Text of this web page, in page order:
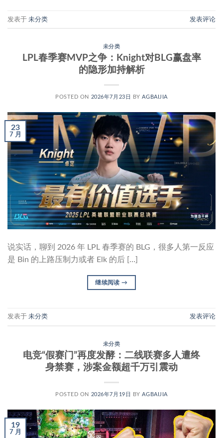
发表于 未分类 发表评论
未分类
LPL春季赛MVP之争：Knight对BLG赢盘率
的隐形加持解析
POSTED ON 2026年7月23日 BYAGBAIJIA
23
7 月
说实话，聊到 2026 年 LPL 春季赛的 BLG，很多人第一反应
是 Bin 的上路压制力或者 Elk 的后 […]
继续阅读→
发表于 未分类 发表评论
未分类
电竞“假赛门”再度发酵：二线联赛多人遭终
身禁赛，涉案金额超千万引震动
POSTED ON 2026年7月19日 BYAGBAIJIA
19
7 月